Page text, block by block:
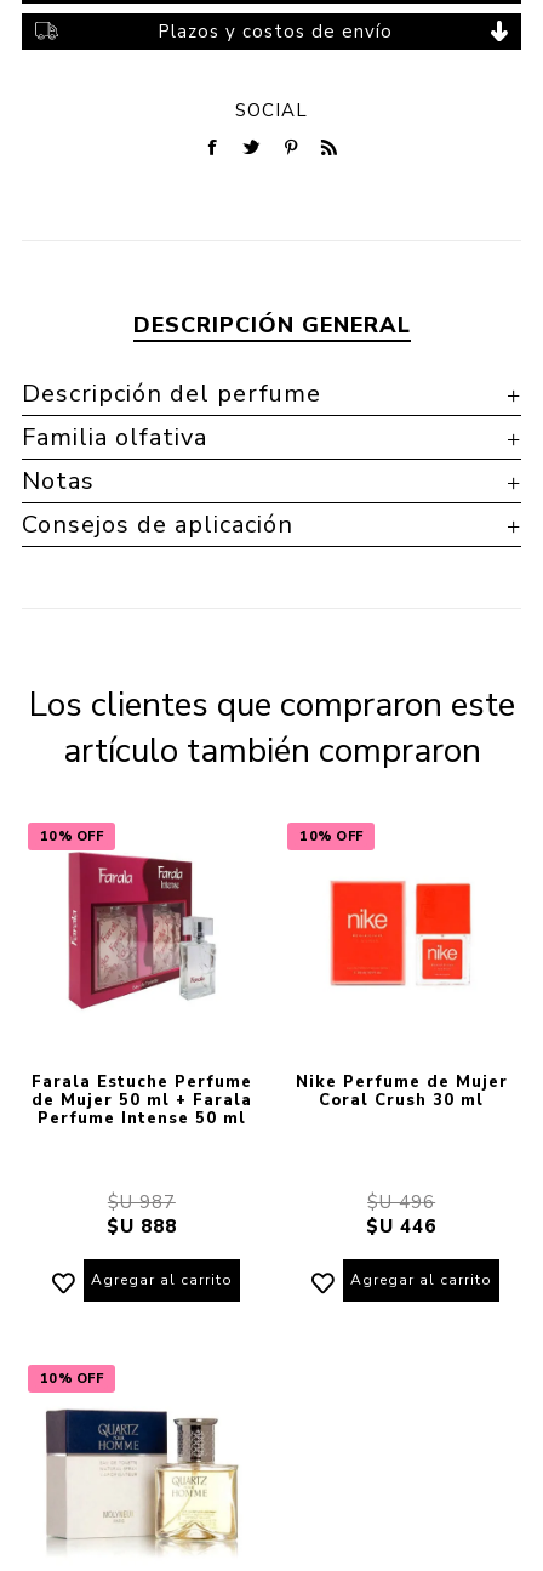
Plazos y costos de envío
SOCIAL
DESCRIPCIÓN GENERAL
Descripción del perfume
Familia olfativa
Notas
Consejos de aplicación
Los clientes que compraron este
artículo también compraron
10% OFF
Farala Estuche Perfume
de Mujer 50 ml + Farala
Perfume Intense 50 ml
$U 987
$U 888
Agregar al carrito
10% OFF
Nike Perfume de Mujer
Coral Crush 30 ml
$U 496
$U 446
Agregar al carrito
10% OFF